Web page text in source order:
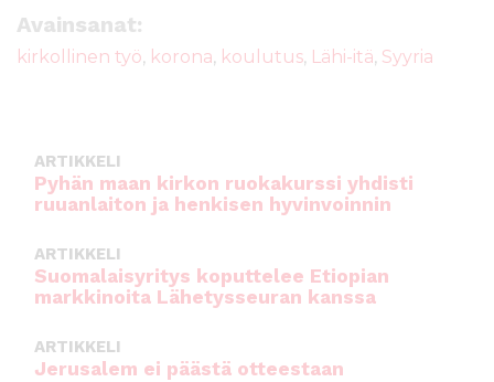
e
b
k
te
r
A
Avainsanat:
kirkollinen työ, korona, koulutus, Lähi-itä, Syyria
ARTIKKELI
Pyhän maan kirkon ruokakurssi yhdisti
ruuanlaiton ja henkisen hyvinvoinnin
ARTIKKELI
Suomalaisyritys koputtelee Etiopian
markkinoita Lähetysseuran kanssa
ARTIKKELI
Jerusalem ei päästä otteestaan